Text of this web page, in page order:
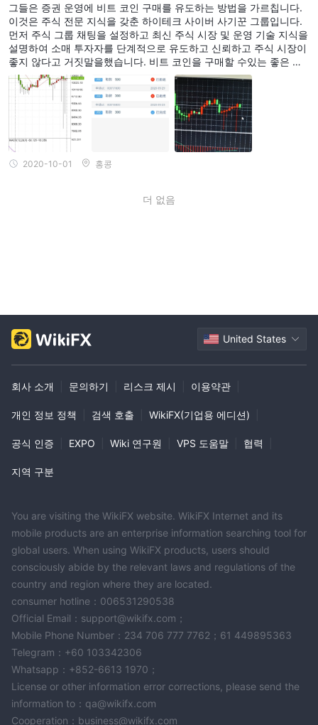
그들은 증권 운영에 비트 코인 구매를 유도하는 방법을 가르칩니다.
이것은 주식 전문 지식을 갖춘 하이테크 사이버 사기꾼 그룹입니다.
먼저 주식 그룹 채팅을 설정하고 최신 주식 시장 및 운영 기술 지식을
설명하여 소매 투자자를 단계적으로 유도하고 신뢰하고 주식 시장이
좋지 않다고 거짓말을했습니다. 비트 코인을 구매할 수있는 좋은 기
회였습니다. 처음에는 라이브 방송실에서 비트 코인을 하루에 6 번
운영했습니다. 내가 돈을 벌 때마다 이것이 그들이 개인 투자자들을
따라 구매하도록 유도 한 방법입니다. 며칠 후 계좌 펀드가 커져서 모
두에게 포지션을 올리라고 요청했고, 나중에 즉각적인 급락하는 시장
이 발생하여 소매 자금을 제로로 정리하고 속임수를 합법화하고 소매
투자자에게 포지션을 올리도록 요청했습니다. 치료제. 다시 한번 순
식간에 급락하는 시장이 왔고, 그들은 한 묶음을 수확했습니다. 이제
모든 출금이 거부되었고, 리칭 양과 그의 팀은 자신을 주장하며 우리
습니다. 나는 그들을 폭로하고이 사기꾼 무리를 잡으려고합니다.
2020-10-01 홍콩
더 없음
United States
회사 소개 문의하기 리스크 제시 이용약관
개인 정보 정책 검색 호출 WikiFX(기업용 에디션)
공식 인증 EXPO Wiki 연구원 VPS 도움말 협력
지역 구분
You are visiting the WikiFX website. WikiFX Internet and its
mobile products are an enterprise information searching tool for
global users. When using WikiFX products, users should
consciously abide by the relevant laws and regulations of the
country and region where they are located.
consumer hotline：006531290538
Official Email：support@wikifx.com；
Mobile Phone Number：234 706 777 7762；61 449895363
Telegram：+60 103342306
Whatsapp：+852-6613 1970；
License or other information error corrections, please send the
information to：qa@wikifx.com
Cooperation：business@wikifx.com